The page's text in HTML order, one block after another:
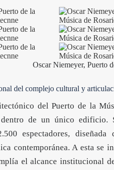
Oscar Niemeyer, Puerto
del complejo cultural y
del Puerto de la
de un único edificio.
espectadores,
contemporánea. A esta se
el alcance institucional